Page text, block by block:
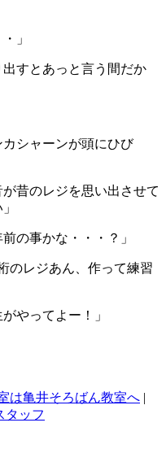
」
すとあっと言う間だか
シャーンが頭にひび
昔のレジを思い出させて
事かな・・・？」
レジあん、作って練習
ってよー！」
は亀井そろばん教室へ |
タッフ